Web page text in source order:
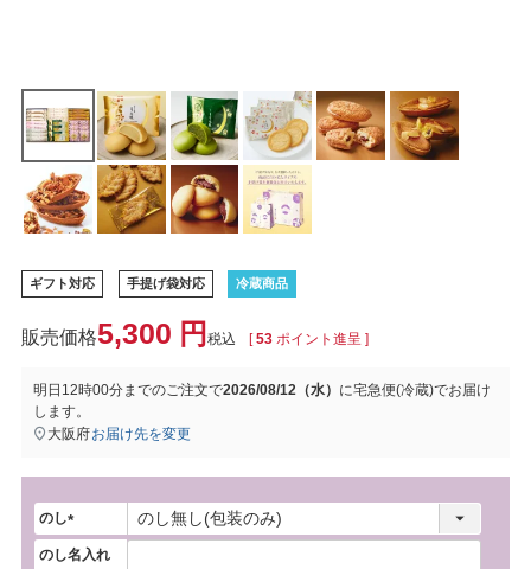
ギフト対応 手提げ袋対応 冷蔵商品
5,300 税込 [ 53 ポイント進呈 ]
明日 12時00分までのご注文で2026/08/12（水） に宅急便(冷蔵)でお届け
します。
大阪府お届け先を変更
のし
(
必
のし名入れ